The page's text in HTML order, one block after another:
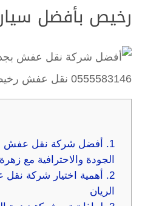
رخيص بأفضل
1.
أفضل شركة نقل عفش
الجودة والاحترافية مع
2.
أهمية اختيار شركة
الريان